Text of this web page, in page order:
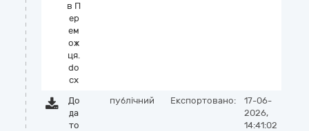
в П
ер
ем
ож
ця.
do
cx
До
да
то
публічний Експортовано:
17-06-
2026,
14:41:02